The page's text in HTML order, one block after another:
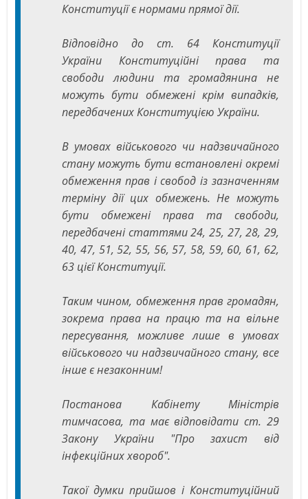
Конституції є нормами прямої дії.
Відповідно до ст. 64 Конституції
України Конституційні права та
свободи людини та громадянина не
можуть бути обмежені крім випадків,
передбачених Конституцією України.
В умовах військового чи надзвичайного
стану можуть бути встановлені окремі
обмеження прав і свобод із зазначенням
терміну дії цих обмежень. Не можуть
бути обмежені права та свободи,
передбачені статтями 24, 25, 27, 28, 29,
40, 47, 51, 52, 55, 56, 57, 58, 59, 60, 61, 62,
63 цієї Конституції.
Таким чином, обмеження прав громадян,
зокрема права на працю та на вільне
пересування, можливе лише в умовах
військового чи надзвичайного стану, все
інше є незаконним!
Постанова Кабінету Міністрів
тимчасова, та має відповідати ст. 29
Закону України "Про захист від
інфекційних хвороб".
Такої думки прийшов і Конституційний